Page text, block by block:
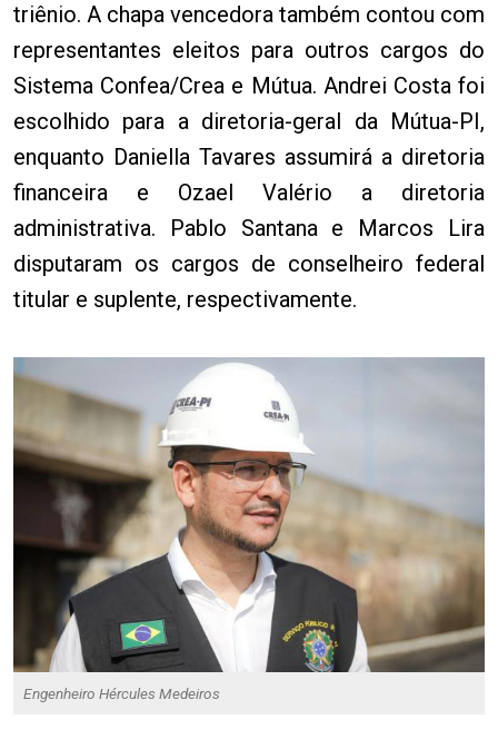
triênio. A chapa vencedora também contou com
representantes eleitos para outros cargos do
Sistema Confea/Crea e Mútua. Andrei Costa foi
escolhido para a diretoria-geral da Mútua-PI,
enquanto Daniella Tavares assumirá a diretoria
financeira e Ozael Valério a diretoria
administrativa. Pablo Santana e Marcos Lira
disputaram os cargos de conselheiro federal
titular e suplente, respectivamente.
Engenheiro Hércules Medeiros